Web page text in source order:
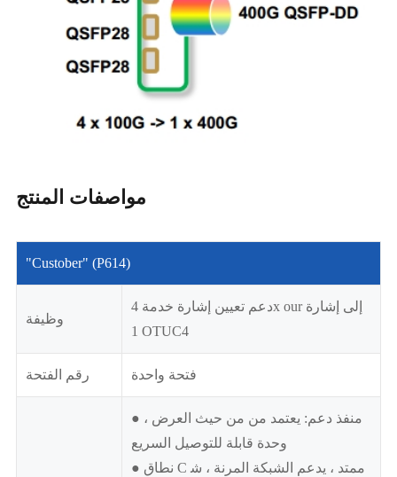
مواصفات المنتج
"Custober" (P614)
وظيفة
دعم تعيين إشارة خدمة 4x our إلى إشارة
1 OTUC4
رقم الفتحة فتحة واحدة
● منفذ دعم: يعتمد من من حيث العرض ،
وحدة قابلة للتوصيل السريع
● نطاق C ممتد ، يدعم الشبكة المرنة ، ش